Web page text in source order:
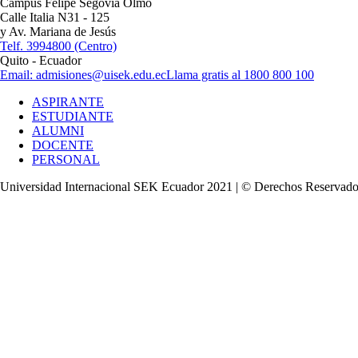
Campus Felipe Segovia Olmo
Calle Italia N31 - 125
y Av. Mariana de Jesús
Telf. 3994800 (Centro)
Quito - Ecuador
Email: admisiones@uisek.edu.ecLlama gratis al 1800 800 100
ASPIRANTE
ESTUDIANTE
ALUMNI
DOCENTE
PERSONAL
Universidad Internacional SEK Ecuador 2021 | © Derechos